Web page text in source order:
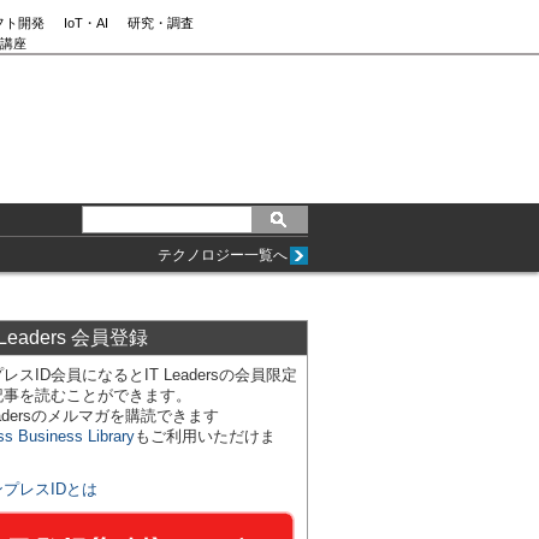
ト開発 IoT・AI
研究・調査
座
テクノロジー一覧へ
会員登録
スID会員になるとIT Leadersの会員限定
を読むことができます。
のメルマガを購読できます
Business Libraryもご利用いただけま
プレスIDとは